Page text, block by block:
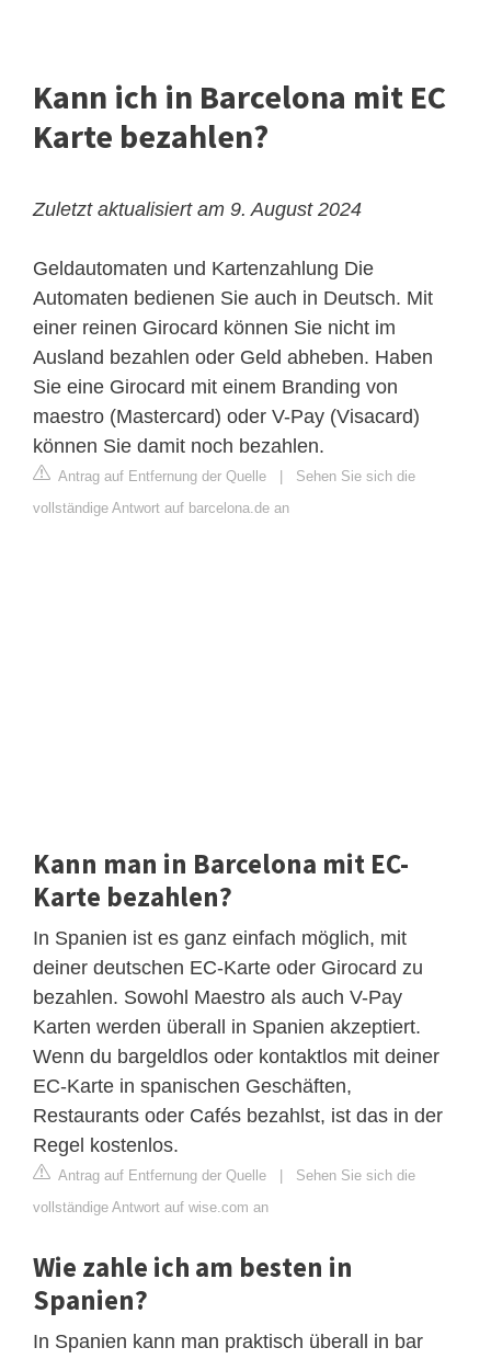
Kann ich in Barcelona mit EC
Karte bezahlen?
Zuletzt aktualisiert am 9. August 2024
Geldautomaten und Kartenzahlung Die
Automaten bedienen Sie auch in Deutsch. Mit
einer reinen Girocard können Sie nicht im
Ausland bezahlen oder Geld abheben. Haben
Sie eine Girocard mit einem Branding von
maestro (Mastercard) oder V-Pay (Visacard)
können Sie damit noch bezahlen.
Antrag auf Entfernung der Quelle
Sehen Sie sich die
vollständige Antwort auf barcelona.de an
Kann man in Barcelona mit EC-
Karte bezahlen?
In Spanien ist es ganz einfach möglich, mit
deiner deutschen EC-Karte oder Girocard zu
bezahlen. Sowohl Maestro als auch V-Pay
Karten werden überall in Spanien akzeptiert.
Wenn du bargeldlos oder kontaktlos mit deiner
EC-Karte in spanischen Geschäften,
Restaurants oder Cafés bezahlst, ist das in der
Regel kostenlos.
Antrag auf Entfernung der Quelle
Sehen Sie sich die
vollständige Antwort auf wise.com an
Wie zahle ich am besten in
Spanien?
In Spanien kann man praktisch überall in bar